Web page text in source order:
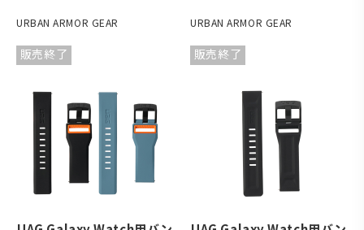
URBAN ARMOR GEAR URBAN ARMOR GEAR
販売終了 販売終了